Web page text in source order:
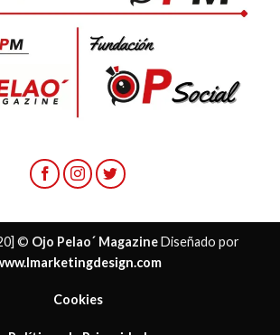
© Ojo Pelao´ MagazineDiseñado por
Cookies